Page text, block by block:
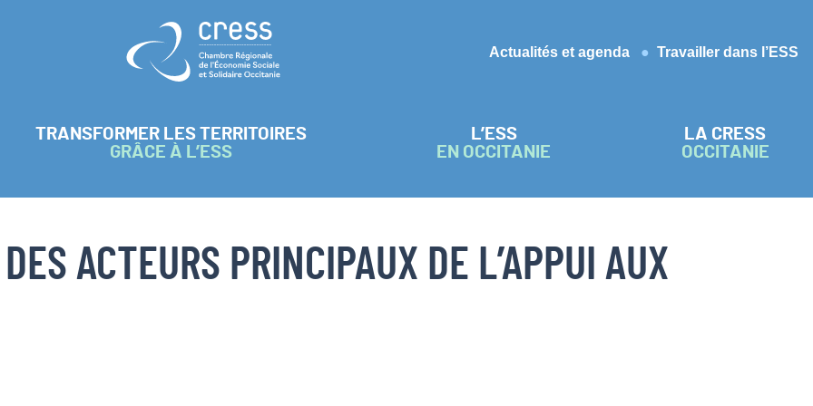
Retour à l'accueil
Actualités et agenda
Travailler dans l’ESS
TRANSFORMER LES TERRITOIRES
GRÂCE À L’ESS
L’ESS
EN OCCITANIE
LA CRESS
OCCITANIE
ACTEURS PRINCIPAUX DE L’APPUI AUX